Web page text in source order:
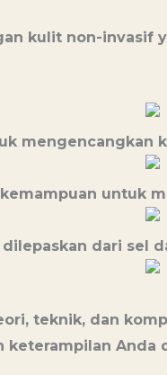
kulit non-invasif
mengencangkan
untuk
dari sel
teknik, dan
keterampilan